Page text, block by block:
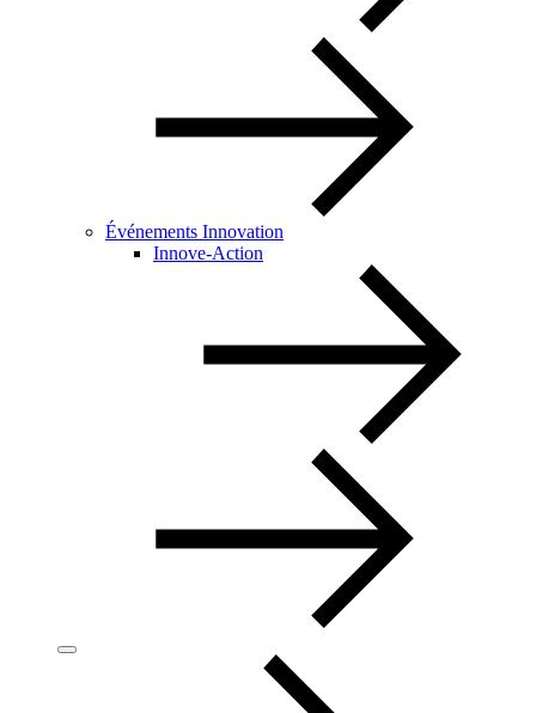
Événements Innovation
Innove-Action